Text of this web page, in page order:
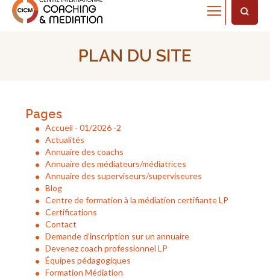
Home Plan du site
PLAN DU SITE
Pages
Accueil - 01/2026 -2
Actualités
Annuaire des coachs
Annuaire des médiateurs/médiatrices
Annuaire des superviseurs/superviseures
Blog
Centre de formation à la médiation certifiante LP
Certifications
Contact
Demande d’inscription sur un annuaire
Devenez coach professionnel LP
Équipes pédagogiques
Formation Médiation